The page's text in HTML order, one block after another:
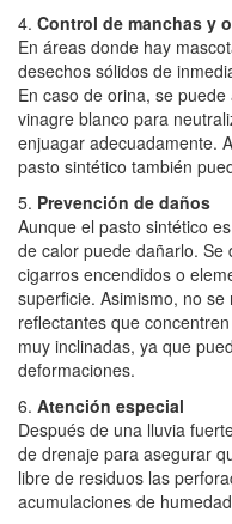
4. Control de manchas y
En áreas donde hay
desechos sólidos de
En caso de orina, se
vinagre blanco para
enjuagar adecuadamente.
pasto sintético también
5. Prevención de daños
Aunque el pasto sintético
de calor puede dañarlo. Se
cigarros encendidos o
superficie. Asimismo, no
reflectantes que
muy inclinadas, ya que
deformaciones.
6. Atención especial
Después de una lluvia
de drenaje para asegurar
libre de residuos las
acumulaciones de